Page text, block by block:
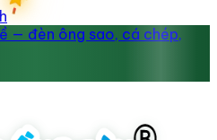
— đèn ông sao, cá chép,